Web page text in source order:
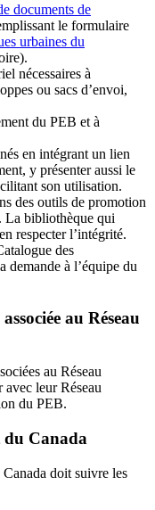
documents de
le formulaire
urbaines du
nécessaires à
ou sacs d’envoi,
du PEB et à
en intégrant un lien
y présenter aussi le
son utilisation.
des outils de promotion
La bibliothèque qui
respecter l’intégrité.
des
demande à l’équipe du
au Réseau
au Réseau
leur Réseau
du PEB.
du Canada
doit suivre les